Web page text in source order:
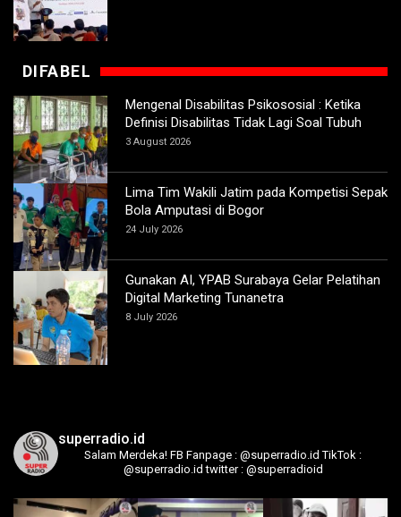
DIFABEL
Mengenal Disabilitas Psikososial : Ketika
Definisi Disabilitas Tidak Lagi Soal Tubuh
3 August 2026
Lima Tim Wakili Jatim pada Kompetisi Sepak
Bola Amputasi di Bogor
24 July 2026
Gunakan AI, YPAB Surabaya Gelar Pelatihan
Digital Marketing Tunanetra
8 July 2026
superradio.id
Salam Merdeka! FB Fanpage : @superradio.id TikTok :
@superradio.id twitter : @superradioid